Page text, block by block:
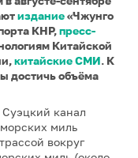
издание«Чжунго
КНР,пресс-
Китайской
китайские СМИ. К
достичь объёма
канал
миль
вокруг